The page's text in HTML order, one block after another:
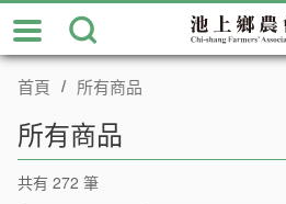
跳
到
主
首頁 所有商品
所有商品
共有 272 筆